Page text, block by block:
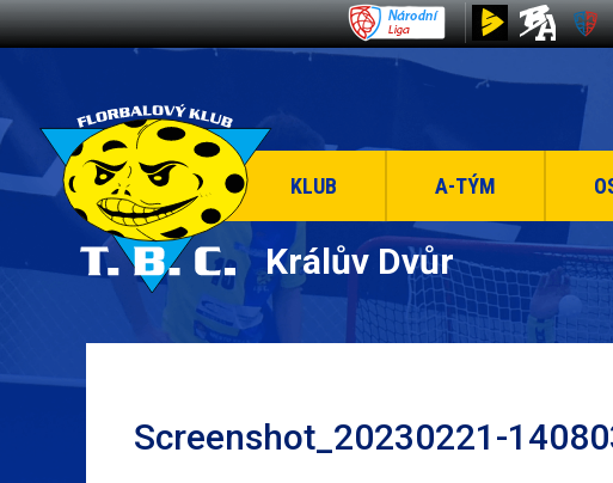
KLUB A-TÝM
Králův Dvůr
Screenshot_20230221-